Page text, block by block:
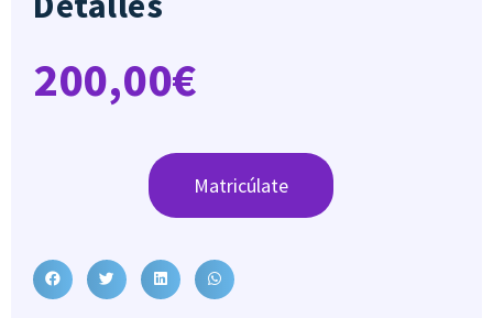
200,00€
Matricúlate